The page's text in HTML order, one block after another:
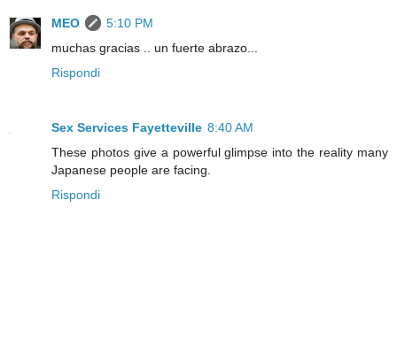
MEO
5:10 PM
muchas gracias .. un fuerte abrazo...
Rispondi
Sex Services Fayetteville 8:40 AM
These photos give a powerful glimpse into the reality many
Japanese people are facing.
Rispondi